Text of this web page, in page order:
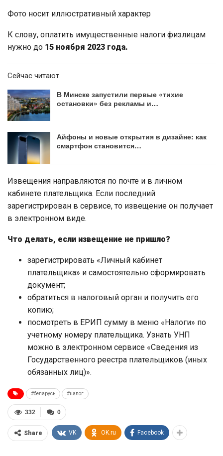
Фото носит иллюстративный характер
К слову, оплатить имущественные налоги физлицам
нужно до 15 ноября 2023 года.
Сейчас читают
В Минске запустили первые «тихие
остановки» без рекламы и…
Айфоны и новые открытия в дизайне: как
смартфон становится…
Извещения направляются по почте и в личном
кабинете плательщика. Если последний
зарегистрирован в сервисе, то извещение он получает
в электронном виде.
Что делать, если извещение не пришло?
зарегистрировать «Личный кабинет
плательщика» и самостоятельно сформировать
документ;
обратиться в налоговый орган и получить его
копию;
посмотреть в ЕРИП сумму в меню «Налоги» по
учетному номеру плательщика. Узнать УНП
можно в электронном сервисе «Сведения из
Государственного реестра плательщиков (иных
обязанных лиц)».
#беларусь #налог
0
332
Share VK OK.ru Facebook